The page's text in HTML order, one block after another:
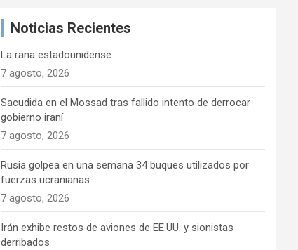
Noticias Recientes
La rana estadounidense
7 agosto, 2026
Sacudida en el Mossad tras fallido intento de derrocar
gobierno iraní
7 agosto, 2026
Rusia golpea en una semana 34 buques utilizados por
fuerzas ucranianas
7 agosto, 2026
Irán exhibe restos de aviones de EE.UU. y sionistas
derribados